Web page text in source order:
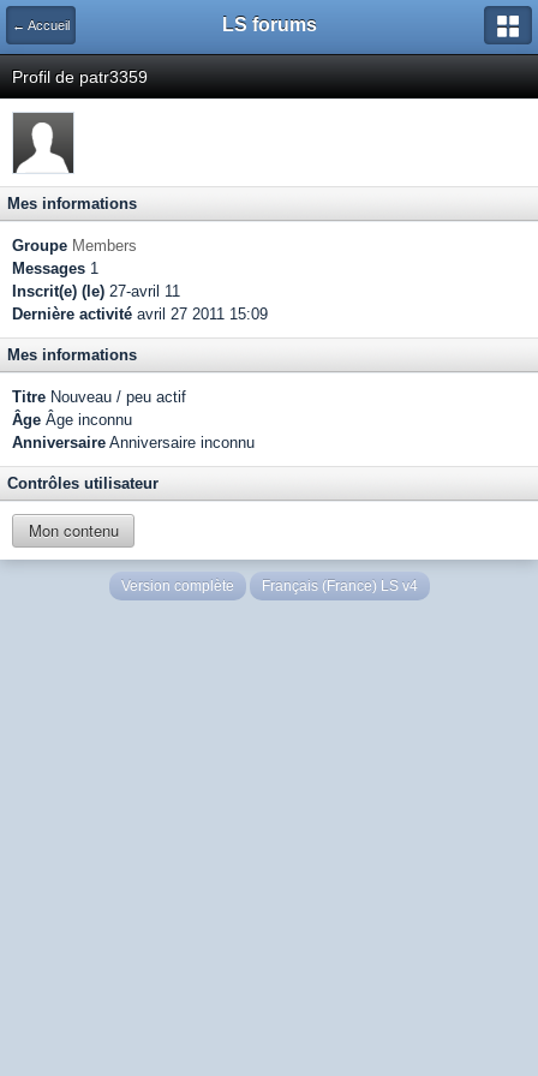
← Accueil LS forums
Profil de patr3359
Mes informations
Groupe Members
Messages 1
Inscrit(e) (le) 27-avril 11
Dernière activité avril 27 2011 15:09
Mes informations
Titre Nouveau / peu actif
Âge Âge inconnu
Anniversaire Anniversaire inconnu
Contrôles utilisateur
Mon contenu
Version complète Français (France) LS v4